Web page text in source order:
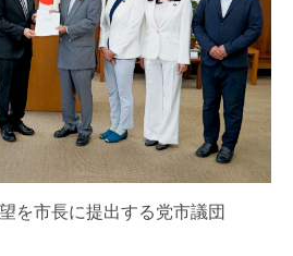
を市長に提出する党市議団